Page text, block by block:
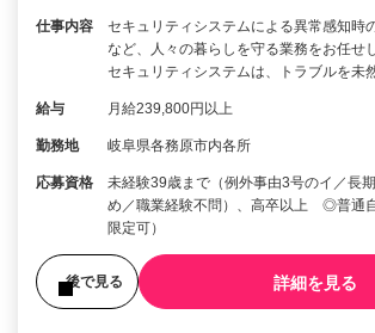
仕事内容
セキュリティシステムによる異常感知時
など、人々の暮らしを守る業務をお任せ
セキュリティシステムは、トラブルを未
給与 月給239,800円以上
勤務地 岐阜県各務原市内各所
応募資格
未経験39歳まで（例外事由3号のイ／長
め／職業経験不問）、高卒以上 ◎普通
限定可）
後で見る 詳細を見る